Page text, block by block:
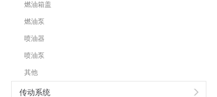
燃油箱盖
燃油泵
喷油器
喷油泵
其他
传动系统